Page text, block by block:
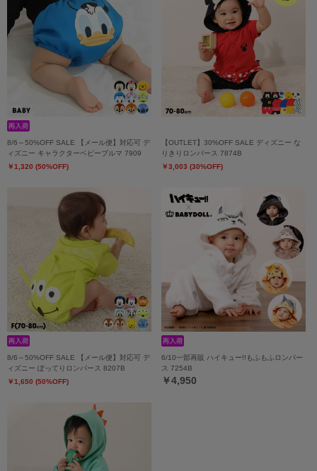
8/6～50%OFF SALE 【メール便】対応可 デ
ィズニー キャラクターベビーブルマ 7909
￥1,320 (50%OFF)
【OUTLET】30%OFF SALE ディズニー な
りきりロンパース 7874B
￥3,003 (30%OFF)
8/6～50%OFF SALE 【メール便】対応可 デ
ィズニー ぽってりロンパース 8207B
￥1,650 (50%OFF)
6/10一部再販 ハイキュー!!もふもふロンパー
ス 7254B
￥4,950